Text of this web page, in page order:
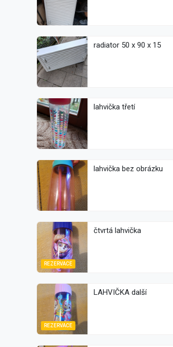
radiator 50 x 90 x 15
lahvička třetí
lahvička bez obrázku
REZERVACE
čtvrtá lahvička
REZERVACE
LAHVIČKA další